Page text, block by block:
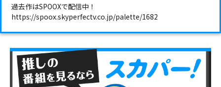
過去作はSPOOXで配信中！
https://spoox.skyperfectv.co.jp/palette/1682